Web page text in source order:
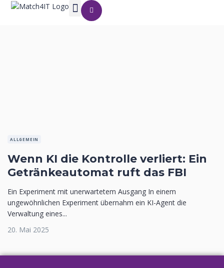
ALLGEMEIN
Wenn KI die Kontrolle verliert: Ein
Getränkeautomat ruft das FBI
Ein Experiment mit unerwartetem Ausgang In einem
ungewöhnlichen Experiment übernahm ein KI-Agent die
Verwaltung eines...
20. Mai 2025